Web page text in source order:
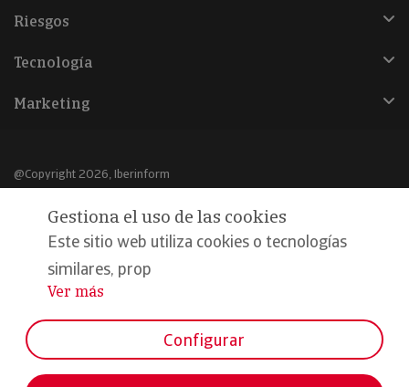
Riesgos
Tecnología
Marketing
@Copyright 2026, Iberinform
Aviso legal
Política de cookies
Declaración de privacidad
Formamos parte de:
Gestiona el uso de las cookies
Este sitio web utiliza cookies o tecnologías
similares, prop
...
Ver más
Configurar